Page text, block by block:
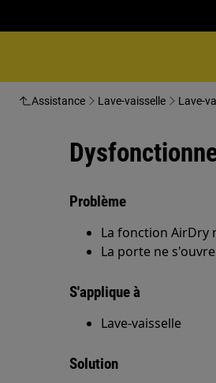
Assistance Lave-vaisselle Lave-
Problème
La fonction AirDry
La porte ne
S'applique à
Lave-vaisselle
Solution